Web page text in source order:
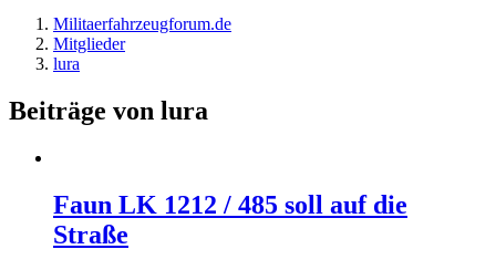
Militaerfahrzeugforum.de
Mitglieder
lura
Beiträge von lura
Faun LK 1212 / 485 soll auf die
Straße